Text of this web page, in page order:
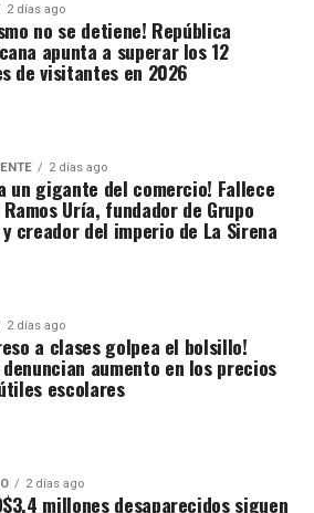
2 días ago
no se detiene! República
apunta a superar los 12
de visitantes en 2026
2 días ago
un gigante del comercio! Fallece
Uría, fundador de Grupo
y creador del imperio de La Sirena
2 días ago
a clases golpea el bolsillo!
aumento en los precios
escolares
2 días ago
millones desaparecidos siguen